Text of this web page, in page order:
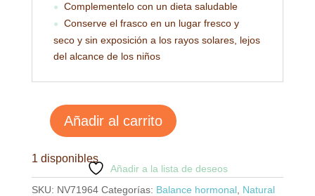
● Complementelo con un dieta saludable
●
Conserve el frasco en un lugar fresco y
seco y sin exposición a los rayos solares, lejos
del alcance de los niños
1 disponibles
MenoplanAñadir al carrito
Añadir a la lista de deseos
SKU: NV71964 Categorías: Balance hormonal, Natural